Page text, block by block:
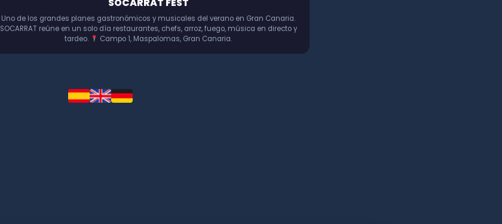
Uno de los grandes planes gastronómicos y musicales del verano en Gran Canaria.
SOCARRAT reúne en un solo día restaurantes, chefs, arroz, fuego, música en directo y
tardeo.
Campo 1, Maspalomas, Gran Canaria.